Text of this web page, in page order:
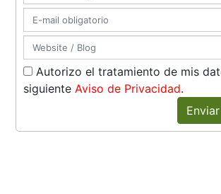
Autorizo el tratamiento de mis
siguienteAviso de Privacidad.